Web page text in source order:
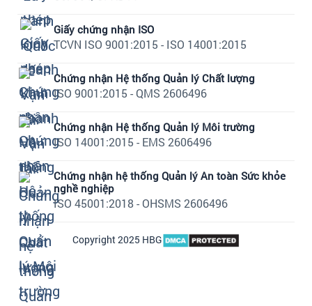
Giấy chứng nhận ISO
TCVN ISO 9001:2015 - ISO 14001:2015
Chứng nhận Hệ thống Quản lý Chất lượng
ISO 9001:2015 - QMS 2606496
Chứng nhận Hệ thống Quản lý Môi trường
ISO 14001:2015 - EMS 2606496
Chứng nhận hệ thống Quản lý An toàn Sức khỏe
nghề nghiệp
ISO 45001:2018 - OHSMS 2606496
Copyright 2025 HBG